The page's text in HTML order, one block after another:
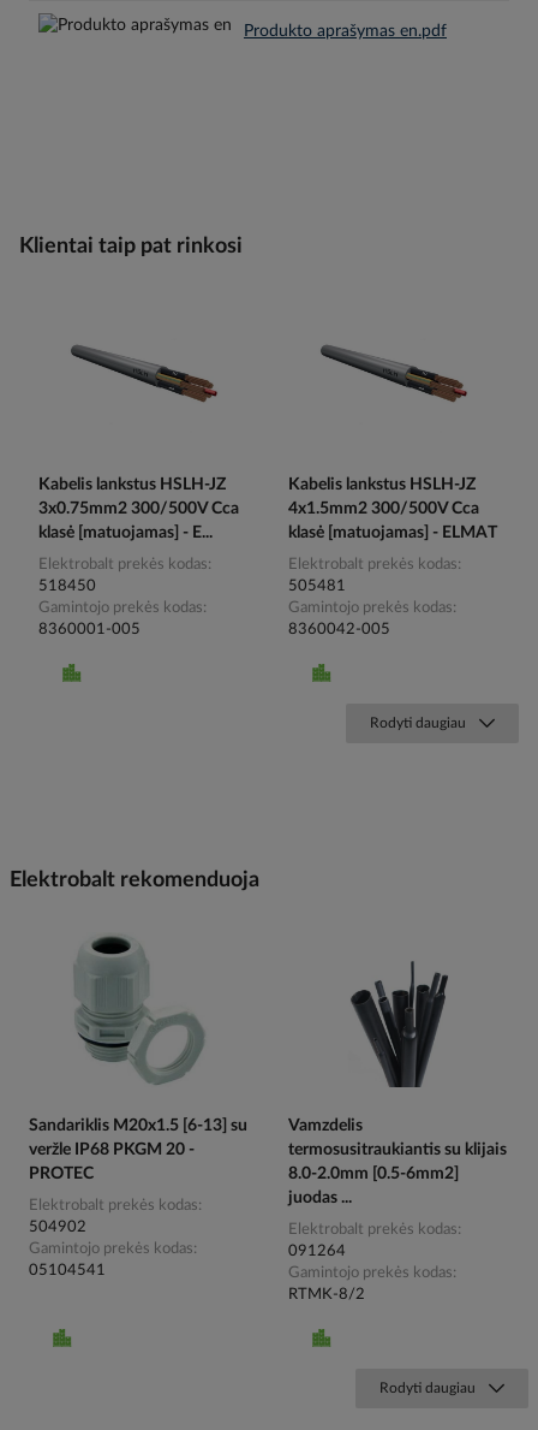
Produkto aprašymas en.pdf
Klientai taip pat rinkosi
Kabelis lankstus HSLH-JZ
3x0.75mm2 300/500V Cca
klasė [matuojamas] - E...
Elektrobalt prekės kodas
518450
Gamintojo prekės kodas
8360001-005
Kabelis lankstus HSLH-JZ
4x1.5mm2 300/500V Cca
klasė [matuojamas] - ELMAT
Elektrobalt prekės kodas
505481
Gamintojo prekės kodas
8360042-005
Rodyti daugiau
Elektrobalt rekomenduoja
Sandariklis M20x1.5 [6-13] su
veržle IP68 PKGM 20 -
PROTEC
Elektrobalt prekės kodas
504902
Gamintojo prekės kodas
05104541
Vamzdelis
termosusitraukiantis su klijais
8.0-2.0mm [0.5-6mm2]
juodas ...
Elektrobalt prekės kodas
091264
Gamintojo prekės kodas
RTMK-8/2
Rodyti daugiau